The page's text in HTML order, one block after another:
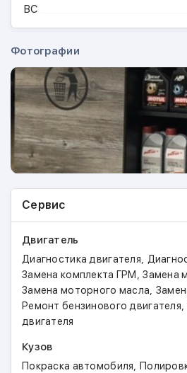
ВС
Фотографии
Сервис
Двигатель
Диагностика двигателя,
Замена комплекта ГРМ ,Замена
Замена моторного масла,
Ремонт бензинового двигателя,
двигателя
Кузов
Покраска автомобиля,